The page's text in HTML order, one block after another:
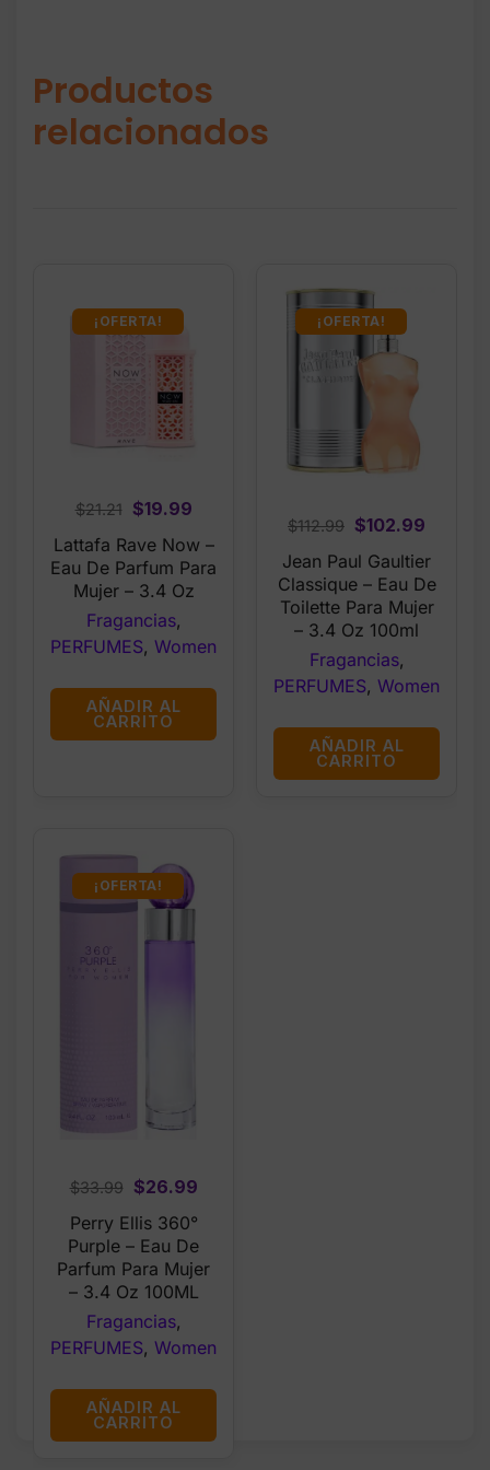
Productos
relacionados
¡OFERTA!
$21.21
Original
price
was:
$21.21.
$19.99Current
is:
$19.99.
Lattafa Rave Now –
Eau De Parfum Para
Mujer – 3.4 Oz
Fragancias,
PERFUMES, Women
AÑADIR AL
CARRITO
¡OFERTA!
$112.99 Original
price
was:
$112.99.
$102.99
is:
Jean Paul Gaultier
Classique – Eau De
Toilette Para Mujer
– 3.4 Oz 100ml
Fragancias,
PERFUMES, Women
AÑADIR AL
CARRITO
¡OFERTA!
$33.99
Original
price
was:
$33.99.
$26.99Current
is:
$26.99.
Perry Ellis 360°
Purple – Eau De
Parfum Para Mujer
– 3.4 Oz 100ML
Fragancias,
PERFUMES, Women
AÑADIR AL
CARRITO